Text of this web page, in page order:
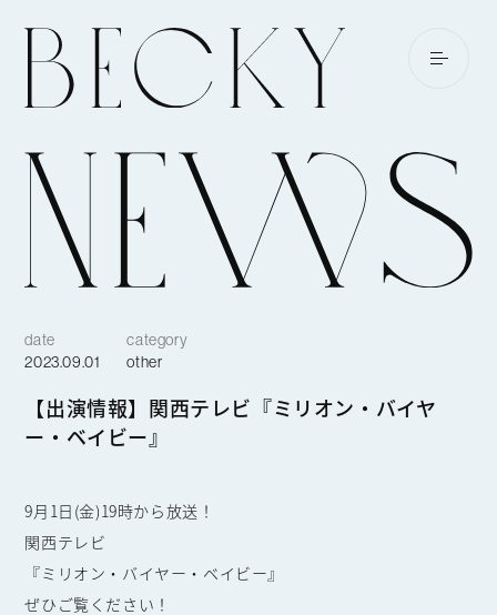
date
2023.09.01
category
other
【出演情報】関西テレビ『ミリオン・バイヤ
ー・ベイビー』
9月1日(金)19時から放送！
関西テレビ
『ミリオン・バイヤー・ベイビー』
ぜひご覧ください！